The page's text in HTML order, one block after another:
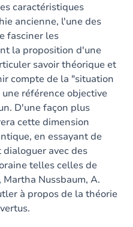
caractéristiques
ancienne, l'une des
fasciner les
la proposition d'une
savoir théorique et
compte de la "situation
référence objective
D'une façon plus
cette dimension
en essayant de
avec des
telles celles de
Nussbaum, A.
à propos de la théorie